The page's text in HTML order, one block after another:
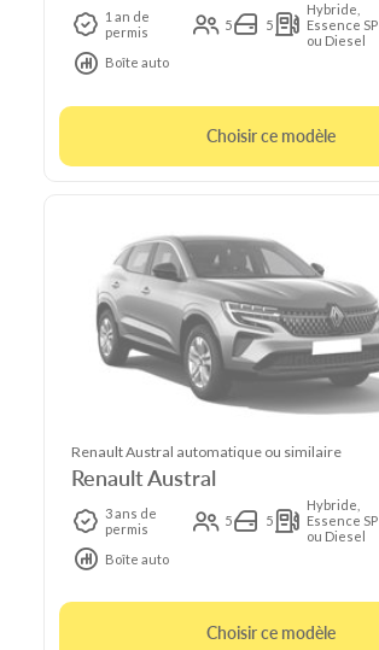
1 an de
permis
5 5
Hybride,
Essence SP
ou Diesel
Boîte auto
Choisir ce modèle
Renault Austral automatique ou similaire
Renault Austral
3 ans de
permis
5 5
Hybride,
Essence SP
ou Diesel
Boîte auto
Choisir ce modèle